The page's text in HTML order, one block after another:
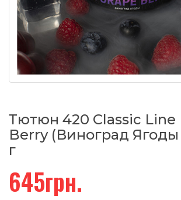
Тютюн 420 Classic Line
Berry (Виноград
г
645грн.